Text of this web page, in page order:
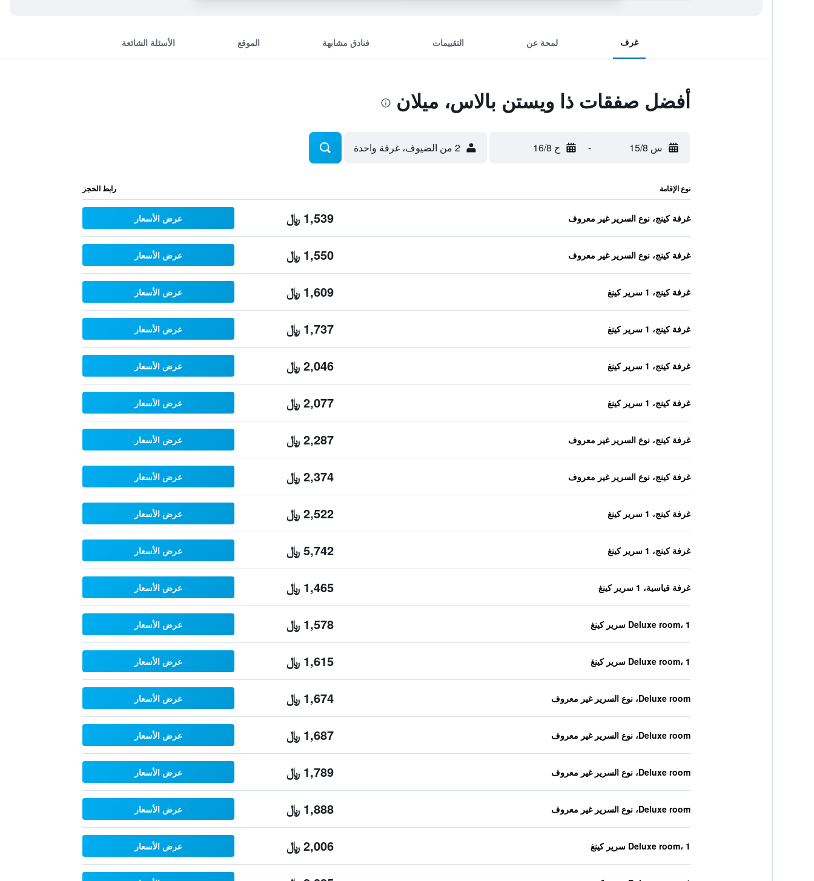
غرف لمحة عن التقييمات فنادق مشابهة الموقع الأسئلة الشائعة
أفضل صفقات ذا ويستن بالاس، ميلان
س 15/8 - ح 16/8 2 من الضيوف، غرفة واحدة
نوع الإقامة رابط الحجز
غرفة كينج، نوع السرير غير معروف 1,539 ﷼ عرض الأسعار
غرفة كينج، نوع السرير غير معروف 1,550 ﷼ عرض الأسعار
غرفة كينج، 1 سرير كينغ 1,609 ﷼ عرض الأسعار
غرفة كينج، 1 سرير كينغ 1,737 ﷼ عرض الأسعار
غرفة كينج، 1 سرير كينغ 2,046 ﷼ عرض الأسعار
غرفة كينج، 1 سرير كينغ 2,077 ﷼ عرض الأسعار
غرفة كينج، نوع السرير غير معروف 2,287 ﷼ عرض الأسعار
غرفة كينج، نوع السرير غير معروف 2,374 ﷼ عرض الأسعار
غرفة كينج، 1 سرير كينغ 2,522 ﷼ عرض الأسعار
غرفة كينج، 1 سرير كينغ 5,742 ﷼ عرض الأسعار
غرفة قياسية، 1 سرير كينغ 1,465 ﷼ عرض الأسعار
Deluxe room، 1 سرير كينغ 1,578 ﷼ عرض الأسعار
Deluxe room، 1 سرير كينغ 1,615 ﷼ عرض الأسعار
Deluxe room، نوع السرير غير معروف 1,674 ﷼ عرض الأسعار
Deluxe room، نوع السرير غير معروف 1,687 ﷼ عرض الأسعار
Deluxe room، نوع السرير غير معروف 1,789 ﷼ عرض الأسعار
Deluxe room، نوع السرير غير معروف 1,888 ﷼ عرض الأسعار
Deluxe room، 1 سرير كينغ 2,006 ﷼ عرض الأسعار